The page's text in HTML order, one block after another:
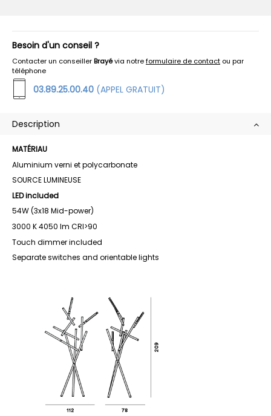
Besoin d'un conseil ?
Contacter un conseillerBrayévia notreformulaire de contact ou par
téléphone
03.89.25.00.40 (APPEL GRATUIT)
Description
MATÉRIAU
Aluminium verni et polycarbonate
SOURCE LUMINEUSE
LED included
54W (3x18 Mid-power)
3000 K 4050 lm CRI>90
Touch dimmer included
Separate switches and orientable lights